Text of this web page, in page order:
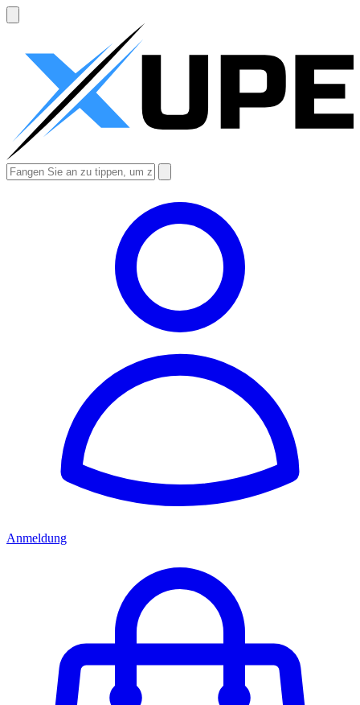
Anmeldung